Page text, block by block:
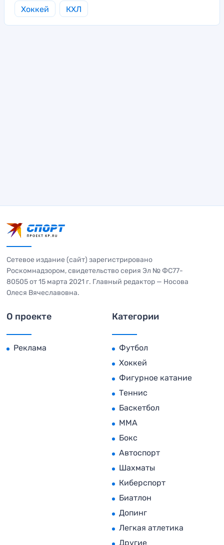
Хоккей КХЛ
Сетевое издание (сайт) зарегистрировано
Роскомнадзором, свидетельство серия Эл № ФС77-
80505 от 15 марта 2021 г. Главный редактор — Носова
Олеся Вячеславовна.
О проекте
Реклама
Категории
Футбол
Хоккей
Фигурное катание
Теннис
Баскетбол
MMA
Бокс
Автоспорт
Шахматы
Киберспорт
Биатлон
Допинг
Легкая атлетика
Другие